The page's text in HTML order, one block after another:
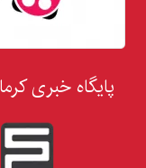
پایگاه خبری کرمان نو